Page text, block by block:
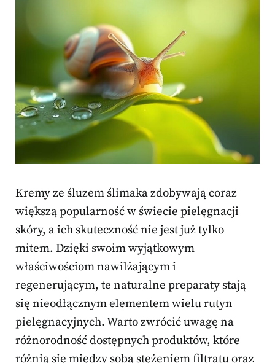
Kremy ze śluzem ślimaka zdobywają coraz
większą popularność w świecie pielęgnacji
skóry, a ich skuteczność nie jest już tylko
mitem. Dzięki swoim wyjątkowym
właściwościom nawilżającym i
regenerującym, te naturalne preparaty stają
się nieodłącznym elementem wielu rutyn
pielęgnacyjnych. Warto zwrócić uwagę na
różnorodność dostępnych produktów, które
różnią się między sobą stężeniem filtratu oraz